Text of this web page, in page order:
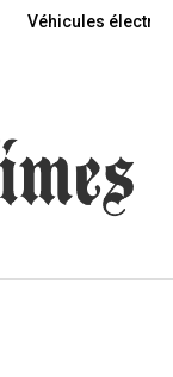
Véhicules